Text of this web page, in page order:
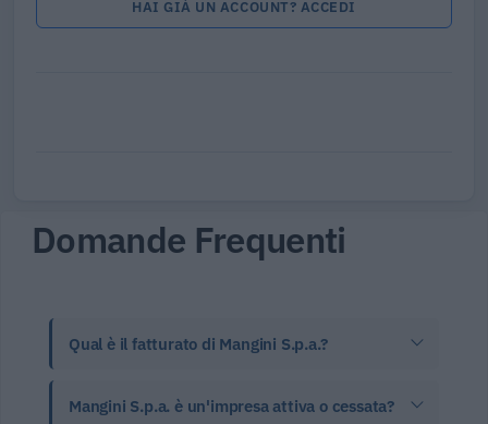
HAI GIÀ UN ACCOUNT? ACCEDI
Domande Frequenti
Qual è il fatturato di Mangini S.p.a.?
Mangini S.p.a. è un'impresa attiva o cessata?